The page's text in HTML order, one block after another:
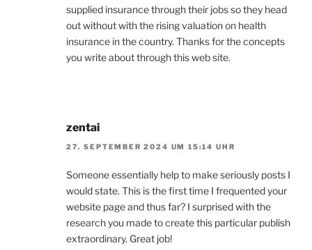
supplied insurance through their jobs so they head
out without with the rising valuation on health
insurance in the country. Thanks for the concepts
you write about through this web site.
zentai
27. SEPTEMBER 2024 UM 15:14 UHR
Someone essentially help to make seriously posts I
would state. This is the first time I frequented your
website page and thus far? I surprised with the
research you made to create this particular publish
extraordinary. Great job!